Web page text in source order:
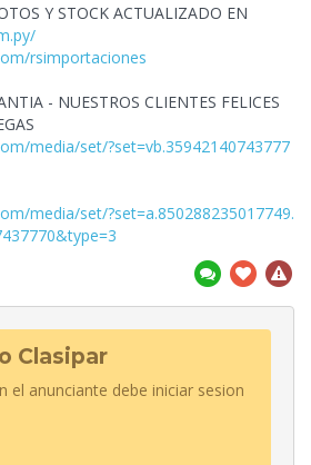
Y STOCK ACTUALIZADO EN
rsimportaciones
- NUESTROS CLIENTES FELICES
media/set/?set=vb.35942140743777
media/set/?set=a.850288235017749.
Clasipar
el anunciante debe iniciar sesion